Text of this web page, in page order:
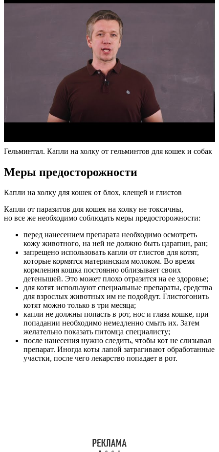
Гельминтал. Капли на холку от гельминтов для кошек и собак
Меры предосторожности
Капли на холку для кошек от блох, клещей и глистов
Капли от паразитов для кошек на холку не токсичны,
но все же необходимо соблюдать меры предосторожности:
перед нанесением препарата необходимо осмотреть
кожу животного, на ней не должно быть царапин, ран;
запрещено использовать капли от глистов для котят,
которые кормятся материнским молоком. Во время
кормления кошка постоянно облизывает своих
детенышей. Это может плохо отразится на ее здоровье;
для котят используют специальные препараты, средства
для взрослых животных им не подойдут. Глистогонить
котят можно только в три месяца;
капли не должны попасть в рот, нос и глаза кошке, при
попадании необходимо немедленно смыть их. Затем
желательно показать питомца специалисту;
после нанесения нужно следить, чтобы кот не слизывал
препарат. Иногда коты лапой затрагивают обработанные
участки, после чего лекарство попадает в рот.